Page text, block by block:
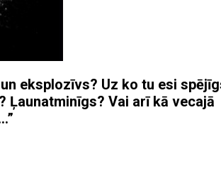
eksplozīvs? Uz ko tu esi
Ļaunatminīgs? Vai arī kā vecajā